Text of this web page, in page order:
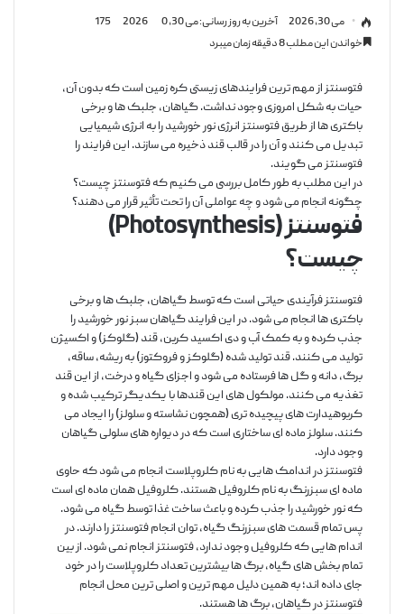
می 30, 2026 آخرین به روز رسانی: می 30, 2026 0
خواندن این مطلب 8 دقیقه زمان میبرد
فتوسنتز از مهم ترین فرایندهای زیستی کره زمین است که بدون آن،
حیات به شکل امروزی وجود نداشت. گیاهان، جلبک ها و برخی
باکتری ها از طریق فتوسنتز انرژی نور خورشید را به انرژی شیمیایی
تبدیل می کنند و آن را در قالب قند ذخیره می سازند. این فرایند را
فتوسنتز می گویند.
در این مطلب به طور کامل بررسی می کنیم که فتوسنتز چیست؟
چگونه انجام می شود و چه عواملی آن را تحت تأثیر قرار می دهند؟
فتوسنتز (Photosynthesis)
چیست؟
فتوسنتز فرآیندی حیاتی است که توسط گیاهان، جلبک ها و برخی
باکتری ها انجام می شود. در این فرایند گیاهان سبز نور خورشید را
جذب کرده و به کمک آب و دی اکسید کربن، قند (گلوکز) و اکسیژن
تولید می کنند. قند تولید شده (گلوکز و فروکتوز) به ریشه، ساقه،
برگ، دانه و گل ها فرستاده می شود و اجزای گیاه و درخت، از این قند
تغذیه می کنند. مولکول های این قندها با یکدیگر ترکیب شده و
کربوهیدارت های پیچیده تری (همچون نشاسته و سلولز) را ایجاد می
کنند. سلولز ماده ای ساختاری است که در دیواره های سلولی گیاهان
وجود دارد.
فتوسنتز در اندامک هایی به نام کلروپلاست انجام می شود که حاوی
ماده ای سبزرنگ به نام کلروفیل هستند. کلروفیل همان ماده ای است
که نور خورشید را جذب کرده و باعث ساخت غذا توسط گیاه می شود.
پس تمام قسمت های سبزرنگ گیاه، توان انجام فتوسنتز را دارند. در
اندام هایی که کلروفیل وجود ندارد، فتوسنتز انجام نمی شود. از بین
تمام بخش های گیاه، برگ ها بیشترین تعداد کلروپلاست را در خود
جای داده اند؛ به همین دلیل مهم ترین و اصلی ترین محل انجام
فتوسنتز در گیاهان، برگ ها هستند.